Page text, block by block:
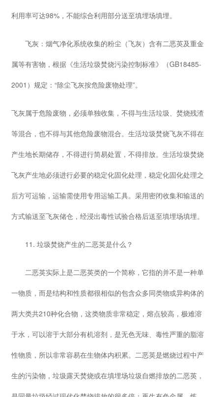
利用率可达98%，不能综合利用部分送至填埋场填埋。
飞灰：烟气净化系统收集的粉尘（飞灰）含有二恶英及重金
属等有害物，根据《生活垃圾焚烧污染控制标准》（GB18485-
2001）规定：“除尘飞灰按危险废物处理”。
飞灰属于危险废物，必须单独收集，不得与生活垃圾、焚烧残渣
等混合，也不得与其他危险废物混合。生活垃圾焚烧飞灰不得在
产生地长期储存，不得进行简易处置，不得排放。生活垃圾焚烧
飞灰产生地必须进行必要的稳定化固化处理，稳定化固化处理之
后方可运输，运输需使用专用运输工具。采用密闭收集和输送的
方式输送至飞灰储仓，经浸出毒性试验合格后送至填埋场填埋。
11. 垃圾焚烧产生的二恶英是什么？
二恶英实际上是二恶英类的一个简称，它指的并不是一种单
一物质，而是结构和性质都很相似的包含众多同类物或异构体的
两大类共210种化合物，这类物质非常稳定，熔点较高，极难溶
于水，可以溶于大部分有机溶剂，是无色无味、毒性严重的脂溶
性物质，所以非常容易在生物体内积累。二恶英是燃烧过程中产
生的污染物，垃圾露天焚烧或在填埋场垃圾自燃排放的二恶英，